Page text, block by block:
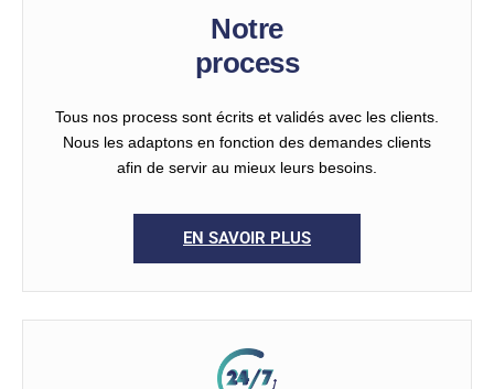
Notre
process
Tous nos process sont écrits et validés avec les clients.
Nous les adaptons en fonction des demandes clients
afin de servir au mieux leurs besoins.
EN SAVOIR PLUS